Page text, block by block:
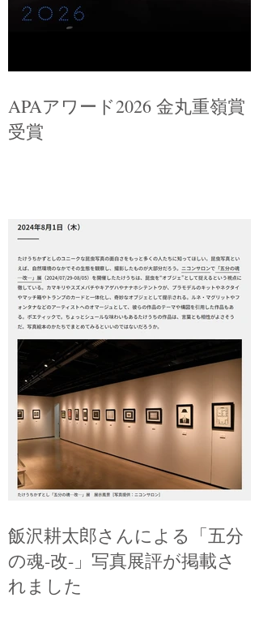
APAアワード2026 金丸重嶺賞
受賞
飯沢耕太郎さんによる「五分
の魂-改-」写真展評が掲載さ
れました